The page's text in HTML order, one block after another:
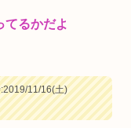
てるかだよ
11/16(土)